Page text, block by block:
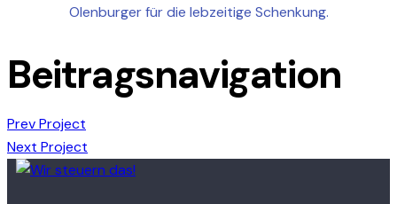
Olenburger für die lebzeitige Schenkung.
Beitragsnavigation
Prev Project
Next Project